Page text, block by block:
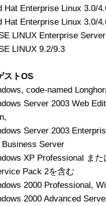
Hat Enterprise Linux 3.0/
Hat Enterprise Linux 3.0/
LINUX Enterprise
LINUX 9.2/9.3
ストOS
code-named
Server 2003 Web
Server 2003
Business Server
XP Professional ま
Pack 2を含む
2000 Professional,
2000 Advanced